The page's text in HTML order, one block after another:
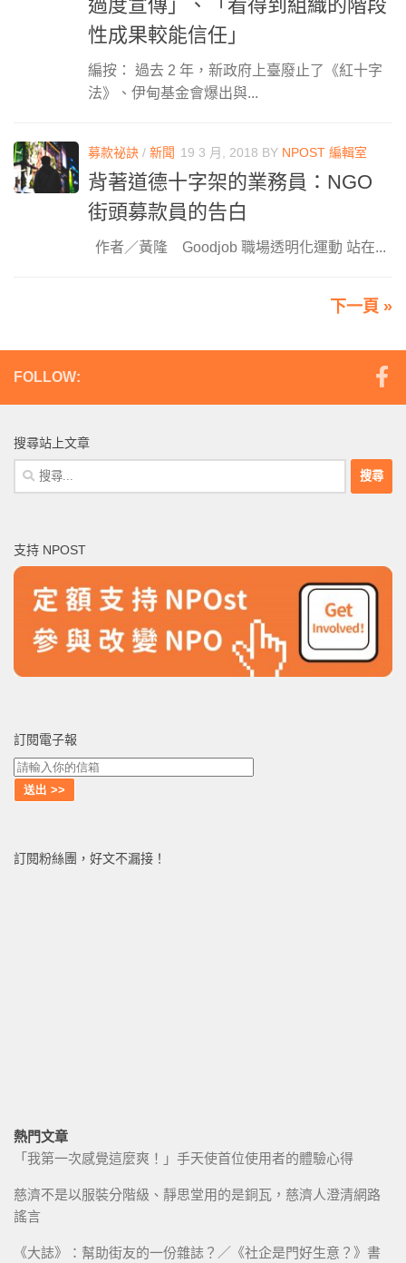
過度宣傳」、「看得到組織的階段
性成果較能信任」
編按： 過去 2 年，新政府上臺廢止了《紅十字
法》、伊甸基金會爆出與...
募款祕訣 / 新聞 19 3 月, 2018 BY NPOST 編輯室
背著道德十字架的業務員：NGO
街頭募款員的告白
作者／黃隆 Goodjob 職場透明化運動 站在...
下一頁 »
FOLLOW:
搜尋站上文章
搜
尋
字:
支持 NPOST
訂閱電子報
訂閱粉絲團，好文不漏接！
熱門文章
「我第一次感覺這麼爽！」手天使首位使用者的體驗心得
慈濟不是以服裝分階級、靜思堂用的是銅瓦，慈濟人澄清網路
謠言
《大誌》：幫助街友的一份雜誌？／《社企是門好生意？》書